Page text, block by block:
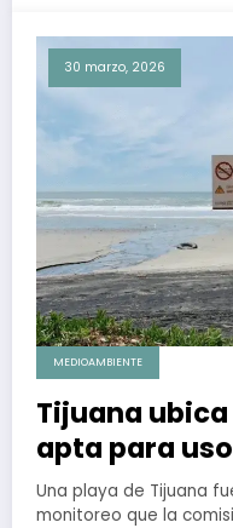
30 marzo, 2026
MEDIOAMBIENTE
Tijuana
apta para
México
Una playa de Tijuana
monitoreo que la